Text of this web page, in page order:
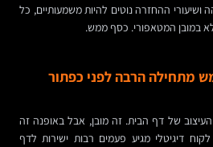
ושיעורי ההחזרה נוטים להיות משמעותיים, כל
במובן המטאפורי. כסף ממש.
מתחילה הרבה לפני כפתור
של דף הבית. זה מובן, אבל באופנה זה
דיגיטלי מגיע פעמים רבות ישירות לדף